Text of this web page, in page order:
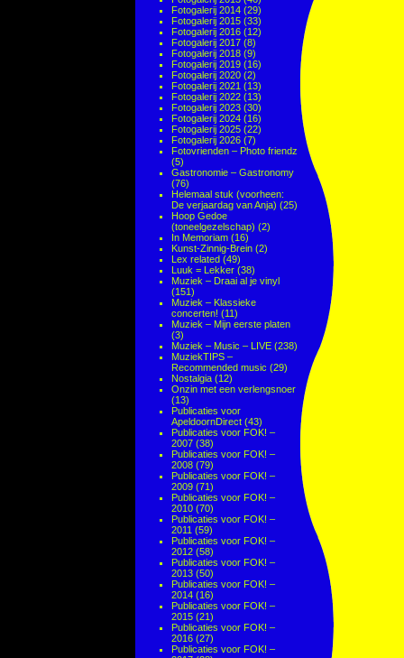
Fotogalerij 2014 (29)
Fotogalerij 2015 (33)
Fotogalerij 2016 (12)
Fotogalerij 2017 (8)
Fotogalerij 2018 (9)
Fotogalerij 2019 (16)
Fotogalerij 2020 (2)
Fotogalerij 2021 (13)
Fotogalerij 2022 (13)
Fotogalerij 2023 (30)
Fotogalerij 2024 (16)
Fotogalerij 2025 (22)
Fotogalerij 2026 (7)
Fotovrienden – Photo friendz
(5)
Gastronomie – Gastronomy
(76)
Helemaal stuk (voorheen:
De verjaardag van Anja) (25)
Hoop Gedoe
(toneelgezelschap) (2)
In Memoriam (16)
Kunst-Zinnig-Brein (2)
Lex related (49)
Luuk = Lekker (38)
Muziek – Draai al je vinyl
(151)
Muziek – Klassieke
concerten! (11)
Muziek – Mijn eerste platen
(3)
Muziek – Music – LIVE (238)
MuziekTIPS –
Recommended music (29)
Nostalgia (12)
Onzin met een verlengsnoer
(13)
Publicaties voor
ApeldoornDirect (43)
Publicaties voor FOK! –
2007 (38)
Publicaties voor FOK! –
2008 (79)
Publicaties voor FOK! –
2009 (71)
Publicaties voor FOK! –
2010 (70)
Publicaties voor FOK! –
2011 (59)
Publicaties voor FOK! –
2012 (58)
Publicaties voor FOK! –
2013 (50)
Publicaties voor FOK! –
2014 (16)
Publicaties voor FOK! –
2015 (21)
Publicaties voor FOK! –
2016 (27)
Publicaties voor FOK! –